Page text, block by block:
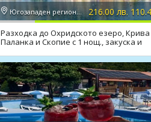
Югозападен регион, Охрид 216.00 лв.
Разходка до Охридското езеро, Крива
Паланка и Скопие с 1 нощ., закуска и